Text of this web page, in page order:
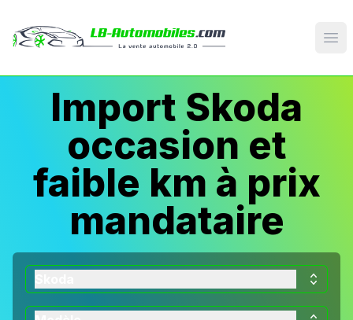
Import Skoda
occasion et
faible km à prix
mandataire